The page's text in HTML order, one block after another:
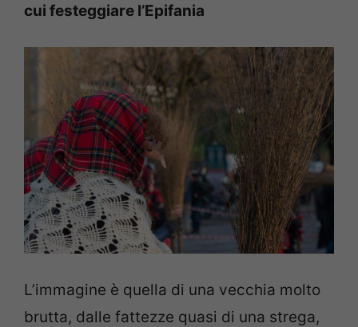
cui festeggiare l’Epifania
L’immagine è quella di una vecchia molto
brutta, dalle fattezze quasi di una strega,